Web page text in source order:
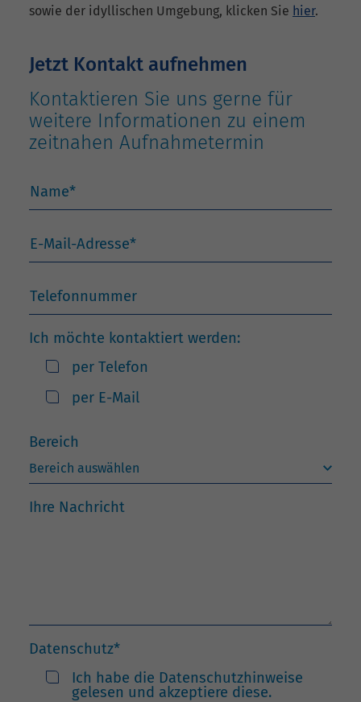
sowie der idyllischen Umgebung, klicken Sie hier.
Jetzt Kontakt aufnehmen
Kontaktieren Sie uns gerne für
weitere Informationen zu einem
zeitnahen Aufnahmetermin
Name*
E-Mail-Adresse*
Telefonnummer
Ich möchte kontaktiert werden:
per Telefon
per E-Mail
Bereich
Ihre Nachricht
Datenschutz*
Ich habe die Datenschutzhinweise
gelesen und akzeptiere diese.